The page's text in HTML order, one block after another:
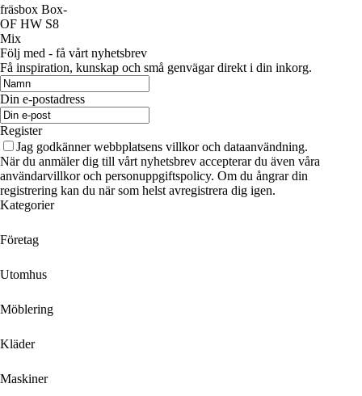
fräsbox Box-
OF HW S8
Mix
Följ med - få vårt nyhetsbrev
Få inspiration, kunskap och små genvägar direkt i din inkorg.
Din e-postadress
Register
Jag godkänner webbplatsens villkor och dataanvändning.
När du anmäler dig till vårt nyhetsbrev accepterar du även våra
användarvillkor och personuppgiftspolicy. Om du ångrar din
registrering kan du när som helst avregistrera dig igen.
Kategorier
Företag
Utomhus
Möblering
Kläder
Maskiner